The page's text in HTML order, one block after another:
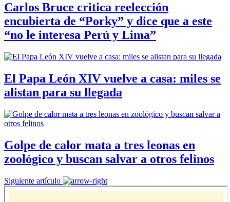
Carlos Bruce critica reelección
encubierta de “Porky” y dice que a este
“no le interesa Perú y Lima”
El Papa León XIV vuelve a casa: miles se
alistan para su llegada
Golpe de calor mata a tres leonas en
zoológico y buscan salvar a otros felinos
Siguiente artículo